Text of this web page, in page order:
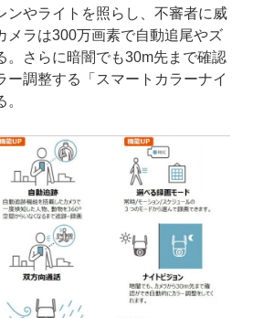
ンやライトを照らし、不審者に威
メラは300万画素で自動追尾やズ
。さらに暗闇でも30m先まで確認
ー調整する「スマートカラーナイ